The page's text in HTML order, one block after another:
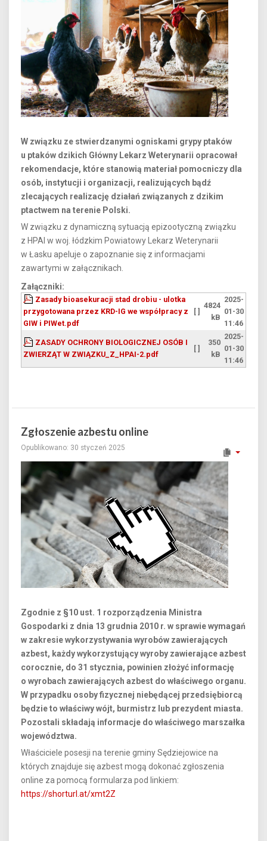
W związku ze stwierdzanymi ogniskami grypy ptaków
u ptaków dzikich Główny Lekarz Weterynarii opracował
rekomendacje, które stanowią materiał pomocniczy dla
osób, instytucji i organizacji, realizujących bądź
zlecających realizację działań związanych z dzikim
ptactwem na terenie Polski.
W związku z dynamiczną sytuacją epizootyczną związku
z HPAI w woj. łódzkim Powiatowy Lekarz Weterynarii
w Łasku apeluje o zapoznanie się z informacjami
zawartymi w załącznikach.
Załączniki:
Zasady bioasekuracji stad drobiu - ulotka
przygotowana przez KRD-IG we współpracy z
GIW i PIWet.pdf
[ ]
4824
kB
2025-
01-30
11:46
ZASADY OCHRONY BIOLOGICZNEJ OSÓB I
ZWIERZĄT W ZWIĄZKU_Z_HPAI-2.pdf
[ ]
350
kB
2025-
01-30
11:46
Zgłoszenie azbestu online
Opublikowano: 30 styczeń 2025
Zgodnie z §10 ust. 1 rozporządzenia Ministra
Gospodarki z dnia 13 grudnia 2010 r. w sprawie wymagań
w zakresie wykorzystywania wyrobów zawierających
azbest, każdy wykorzystujący wyroby zawierające azbest
corocznie, do 31 stycznia, powinien złożyć informację
o wyrobach zawierających azbest do właściwego organu.
W przypadku osoby fizycznej niebędącej przedsiębiorcą
będzie to właściwy wójt, burmistrz lub prezydent miasta.
Pozostali składają informacje do właściwego marszałka
województwa.
Właściciele posesji na terenie gminy Sędziejowice na
których znajduje się azbest mogą dokonać zgłoszenia
online za pomocą formularza pod linkiem:
https://shorturl.at/xmt2Z